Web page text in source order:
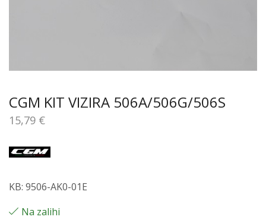
CGM KIT VIZIRA 506A/506G/506S
15,79 €
KB: 9506-AK0-01E
Na zalihi